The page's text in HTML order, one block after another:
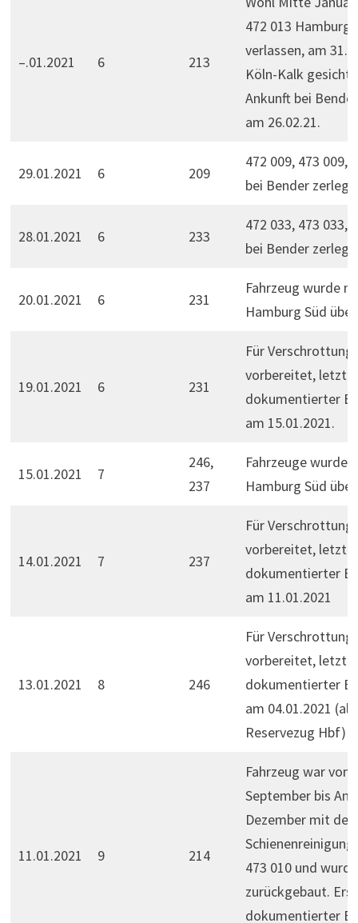
–.01.2021 6 213
472 013 Hamburg
verlassen, am
Köln-Kalk
Ankunft bei
am 26.02.21.
29.01.2021 6 209
472 009, 473 009,
bei Bender zerlegt.
28.01.2021 6 233
472 033, 473 033,
bei Bender zerlegt.
20.01.2021 6 231
Fahrzeug wurde
Hamburg Süd
19.01.2021 6 231
Für Verschrottung
vorbereitet, letzter
dokumentierter
am 15.01.2021.
15.01.2021 7
246,
237
Fahrzeuge wurden
Hamburg Süd
14.01.2021 7 237
Für Verschrottung
vorbereitet, letzter
dokumentierter
am 11.01.2021
13.01.2021 8 246
Für Verschrottung
vorbereitet, letzter
dokumentierter
am 04.01.2021 (als
Reservezug Hbf)
11.01.2021 9 214
Fahrzeug war von
September bis
Dezember mit
473 010 und
zurückgebaut.
dokumentierter